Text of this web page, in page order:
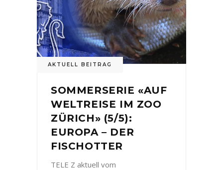
AKTUELL BEITRAG
SOMMERSERIE «AUF
WELTREISE IM ZOO
ZÜRICH» (5/5):
EUROPA – DER
FISCHOTTER
TELE Z aktuell vom